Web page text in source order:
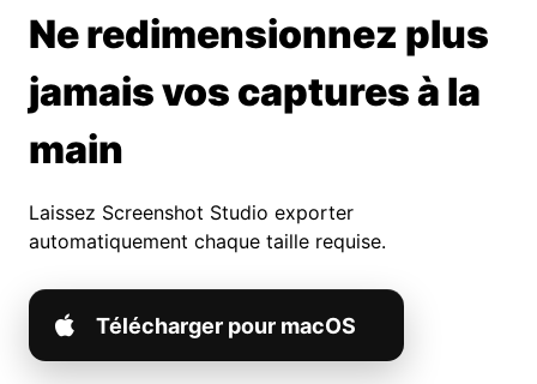
Ne redimensionnez plus
jamais vos captures à la
main
Laissez Screenshot Studio exporter
automatiquement chaque taille requise.
Télécharger pour macOS